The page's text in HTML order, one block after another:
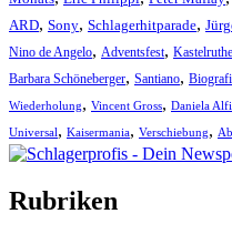
ARD, Sony, Schlagerhitparade,
Nino de Angelo, Adventsfest,
Barbara Schöneberger, Santiano,
Wiederholung, Vincent Gross, Daniela
Universal, Kaisermania, Verschiebung,
Rubriken